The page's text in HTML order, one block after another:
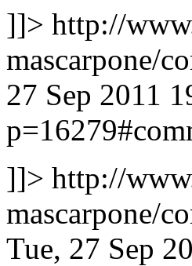
]]> http://
mascarpone/
27 Sep 2011
]]> http://
mascarpone/
Tue, 27 Sep